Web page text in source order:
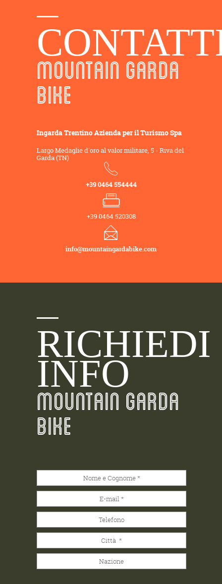
MOUNTAIN GARDA
BIKE
Ingarda Trentino Azienda per il Turismo Spa
Largo Medaglie d'oro al valor militare, 5 - Riva del
Garda (TN)
+39 0464 554444
+39 0464 520308
info@mountaingardabike.com
RICHIEDI
INFO
MOUNTAIN GARDA
BIKE